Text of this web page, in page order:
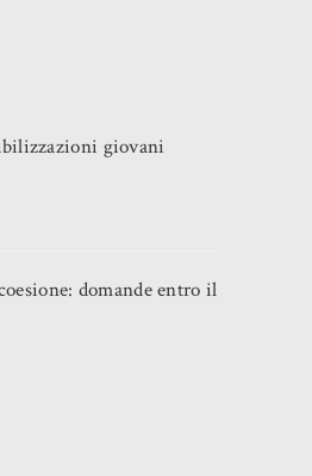
giovani
domande entro il